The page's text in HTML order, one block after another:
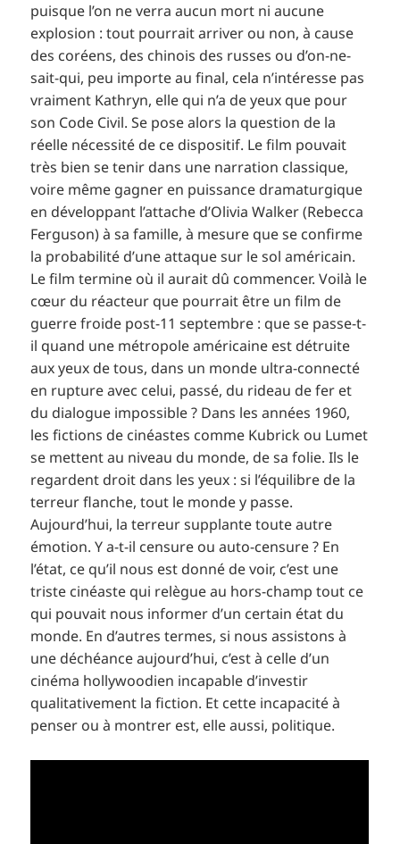
puisque l’on ne verra aucun mort ni aucune
explosion : tout pourrait arriver ou non, à cause
des coréens, des chinois des russes ou d’on-ne-
sait-qui, peu importe au final, cela n’intéresse pas
vraiment Kathryn, elle qui n’a de yeux que pour
son Code Civil. Se pose alors la question de la
réelle nécessité de ce dispositif. Le film pouvait
très bien se tenir dans une narration classique,
voire même gagner en puissance dramaturgique
en développant l’attache d’Olivia Walker (Rebecca
Ferguson) à sa famille, à mesure que se confirme
la probabilité d’une attaque sur le sol américain.
Le film termine où il aurait dû commencer. Voilà le
cœur du réacteur que pourrait être un film de
guerre froide post-11 septembre : que se passe-t-
il quand une métropole américaine est détruite
aux yeux de tous, dans un monde ultra-connecté
en rupture avec celui, passé, du rideau de fer et
du dialogue impossible ? Dans les années 1960,
les fictions de cinéastes comme Kubrick ou Lumet
se mettent au niveau du monde, de sa folie. Ils le
regardent droit dans les yeux : si l’équilibre de la
terreur flanche, tout le monde y passe.
Aujourd’hui, la terreur supplante toute autre
émotion. Y a-t-il censure ou auto-censure ? En
l’état, ce qu’il nous est donné de voir, c’est une
triste cinéaste qui relègue au hors-champ tout ce
qui pouvait nous informer d’un certain état du
monde. En d’autres termes, si nous assistons à
une déchéance aujourd’hui, c’est à celle d’un
cinéma hollywoodien incapable d’investir
qualitativement la fiction. Et cette incapacité à
penser ou à montrer est, elle aussi, politique.